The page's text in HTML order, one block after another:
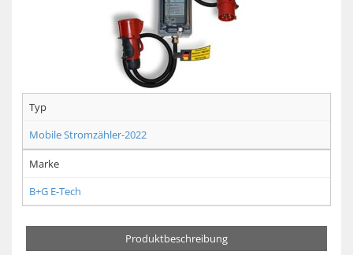
Typ
Mobile Stromzähler-2022
Marke
B+G E-Tech
Produktbeschreibung